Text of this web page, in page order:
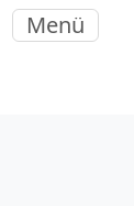
Menü